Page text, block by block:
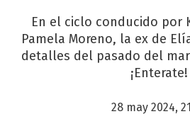
En el ciclo conducido por
Pamela Moreno, la ex de
detalles del pasado del
¡Enterate!
28 may 2024,